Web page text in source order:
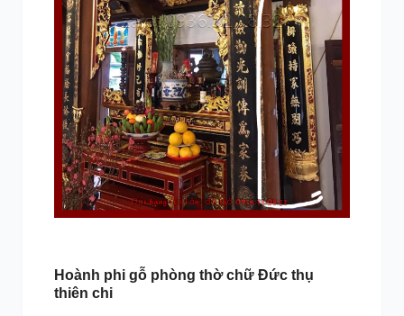
Hoành phi gỗ phòng thờ chữ Đức thụ
thiên chi